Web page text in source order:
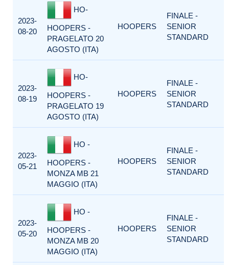
2023-
08-20
HO-
HOOPERS -
PRAGELATO 20
AGOSTO (ITA)
HOOPERS
FINALE -
SENIOR
STANDARD
2023-
08-19
HO-
HOOPERS -
PRAGELATO 19
AGOSTO (ITA)
HOOPERS
FINALE -
SENIOR
STANDARD
2023-
05-21
HO -
HOOPERS -
MONZA MB 21
MAGGIO (ITA)
HOOPERS
FINALE -
SENIOR
STANDARD
2023-
05-20
HO -
HOOPERS -
MONZA MB 20
MAGGIO (ITA)
HOOPERS
FINALE -
SENIOR
STANDARD